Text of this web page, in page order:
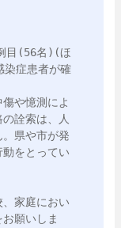
目(56名)(ほ
染症患者が確
や憶測によ
詮索は、人
県や市が発
をとってい
家庭におい
願いしま